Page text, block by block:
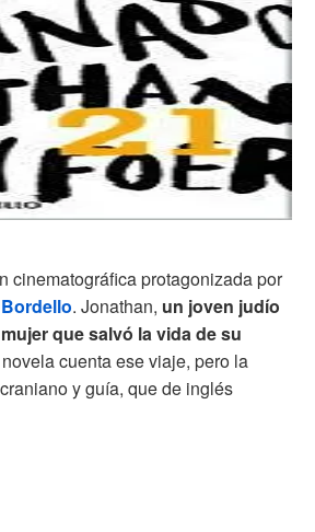
cinematográfica protagonizada por
. Jonathan, un joven judío
que salvó la vida de su
cuenta ese viaje, pero la
y guía, que de inglés